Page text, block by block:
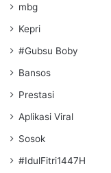
mbg
Kepri
#Gubsu Boby
Bansos
Prestasi
Aplikasi Viral
Sosok
#IdulFitri1447H